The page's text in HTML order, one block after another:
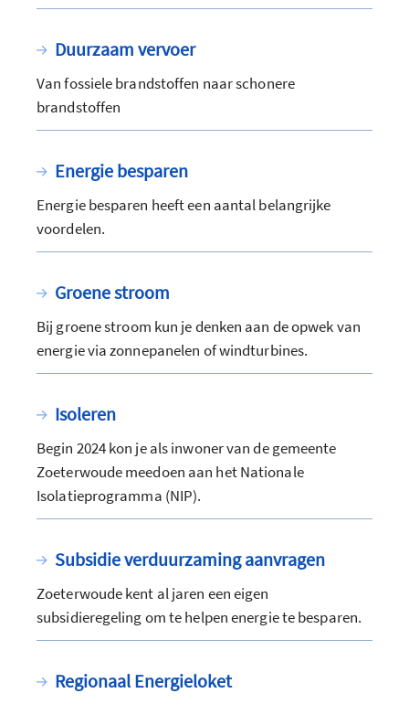
Duurzaam vervoer
Van fossiele brandstoffen naar schonere
brandstoffen
Energie besparen
Energie besparen heeft een aantal belangrijke
voordelen.
Groene stroom
Bij groene stroom kun je denken aan de opwek van
energie via zonnepanelen of windturbines.
Isoleren
Begin 2024 kon je als inwoner van de gemeente
Zoeterwoude meedoen aan het Nationale
Isolatieprogramma (NIP).
Subsidie verduurzaming aanvragen
Zoeterwoude kent al jaren een eigen
subsidieregeling om te helpen energie te besparen.
Regionaal Energieloket